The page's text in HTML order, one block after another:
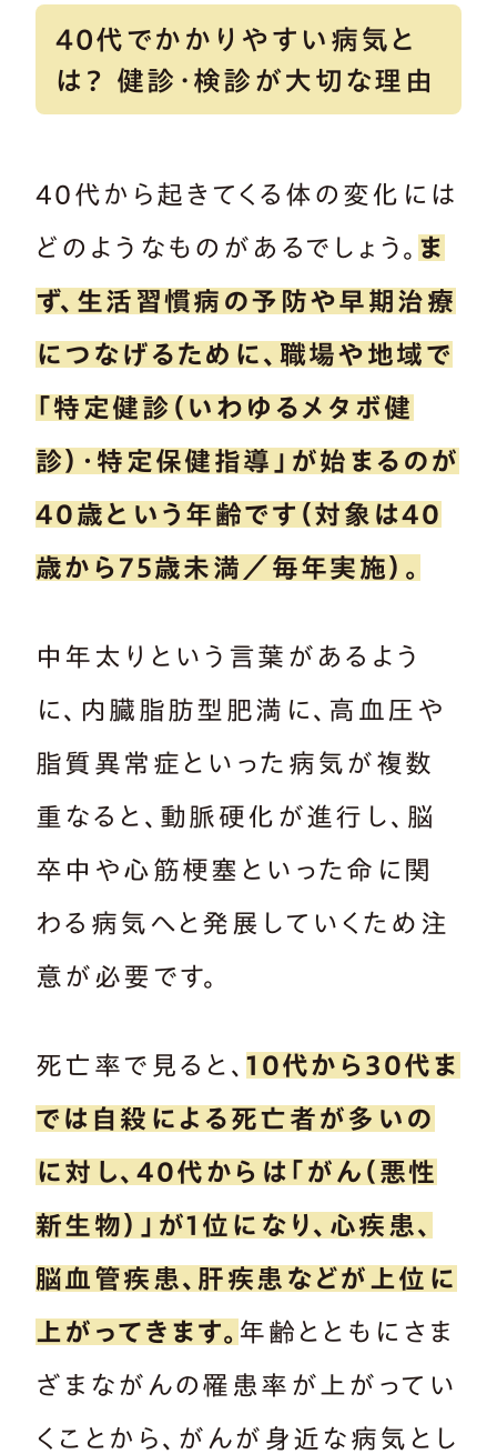
40代でかかりやすい病気と
は？ 健診・検診が大切な理由
40代から起きてくる体の変化には
どのようなものがあるでしょう。 ま
ず、生活習慣病の予防や早期治療
につなげるために、職場や地域で
「特定健診（いわゆるメタボ健
診）・特定保健指導」が始まるのが
40歳という年齢です（対象は40
歳から75歳未満／毎年実施）。
中年太りという言葉があるよう
に、内臓脂肪型肥満に、高血圧や
脂質異常症といった病気が複数
重なると、動脈硬化が進行し、脳
卒中や心筋梗塞といった命に関
わる病気へと発展していくため注
意が必要です。
死亡率で見ると、10代から30代ま
では自殺による死亡者が多いの
に対し、40代からは「がん（悪性
新生物）」が1位になり、心疾患、
脳血管疾患、肝疾患などが上位に
上がってきます。 年齢とともにさま
ざまながんの罹患率が上がってい
くことから、がんが身近な病気とし